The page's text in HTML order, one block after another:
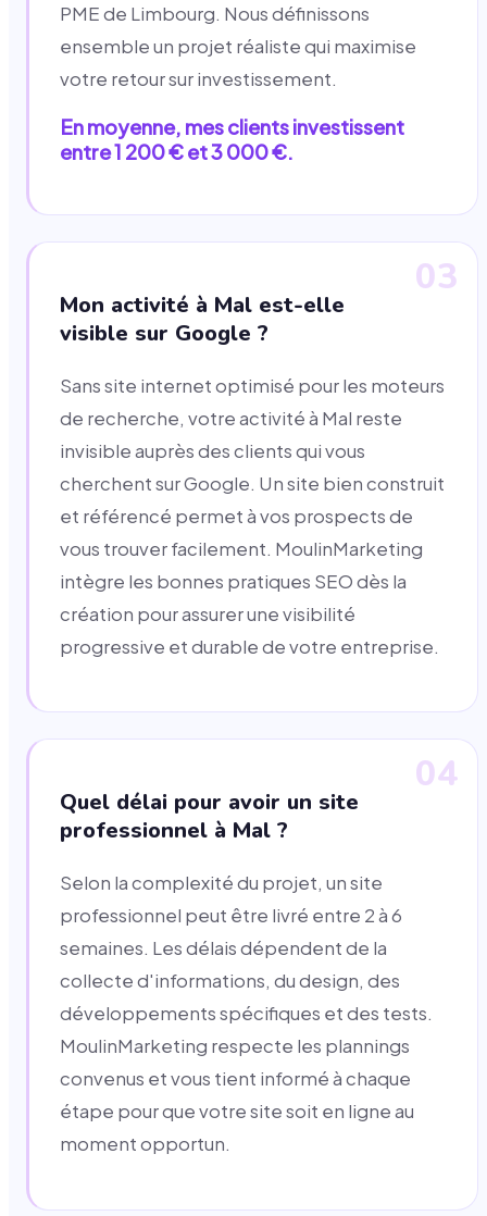
PME de Limbourg. Nous définissons
ensemble un projet réaliste qui maximise
votre retour sur investissement.
En moyenne, mes clients investissent
entre 1 200 € et 3 000 €.
03
Mon activité à Mal est-elle
visible sur Google ?
Sans site internet optimisé pour les moteurs
de recherche, votre activité à Mal reste
invisible auprès des clients qui vous
cherchent sur Google. Un site bien construit
et référencé permet à vos prospects de
vous trouver facilement. MoulinMarketing
intègre les bonnes pratiques SEO dès la
création pour assurer une visibilité
progressive et durable de votre entreprise.
04
Quel délai pour avoir un site
professionnel à Mal ?
Selon la complexité du projet, un site
professionnel peut être livré entre 2 à 6
semaines. Les délais dépendent de la
collecte d'informations, du design, des
développements spécifiques et des tests.
MoulinMarketing respecte les plannings
convenus et vous tient informé à chaque
étape pour que votre site soit en ligne au
moment opportun.